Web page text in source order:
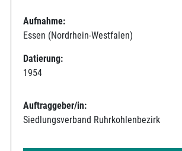
Aufnahme:
Essen (Nordrhein-Westfalen)
Datierung:
1954
Auftraggeber/in:
Siedlungsverband Ruhrkohlenbezirk